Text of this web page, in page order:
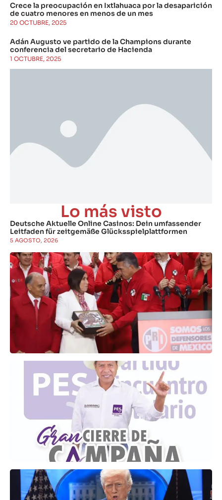
Crece la preocupación en Ixtlahuaca por la desaparición
de cuatro menores en menos de un mes
20 OCTUBRE, 2025
Adán Augusto ve partido de la Champions durante
conferencia del secretario de Hacienda
1 OCTUBRE, 2025
Lo más visto
Deutsche Aktuelle Online Casinos: Dein umfassender
Leitfaden für zeitgemäße Glücksspielplattformen
5 AGOSTO, 2026